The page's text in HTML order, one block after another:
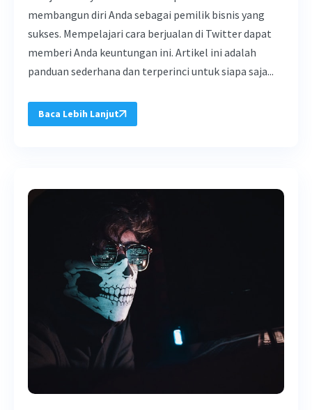
membangun diri Anda sebagai pemilik bisnis yang
sukses. Mempelajari cara berjualan di Twitter dapat
memberi Anda keuntungan ini. Artikel ini adalah
panduan sederhana dan terperinci untuk siapa saja...
Baca Lebih Lanjut